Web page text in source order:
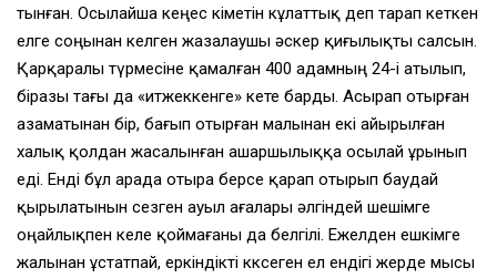
тынған. Осылайша кеңес өкіметін кұлаттық деп тарап кеткен
елге соңынан келген жазалаушы әскер қиғылықты салсын.
Қарқаралы түрмесіне қамалған 400 адамның 24-і атылып,
біразы тағы да «итжеккенге» кете барды. Асырап отырған
азаматынан бір, бағып отырған малынан екі айырылған
халық қолдан жасалынған ашаршылыққа осылай ұрынып
еді. Енді бұл арада отыра берсе қарап отырып баудай
қырылатынын сезген ауыл ағалары әлгіндей шешімге
оңайлықпен келе қоймағаны да белгілі. Ежелден ешкімге
жалынан ұстатпай, еркіндікті көксеген ел ендігі жерде мысы